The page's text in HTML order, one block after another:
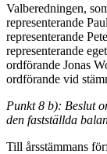
Valberedningen,
representerande
representerande
representerande
ordförande Jonas
ordförande vid
Punkt 8 b): Beslut
den fastställda
Till årsstämmans